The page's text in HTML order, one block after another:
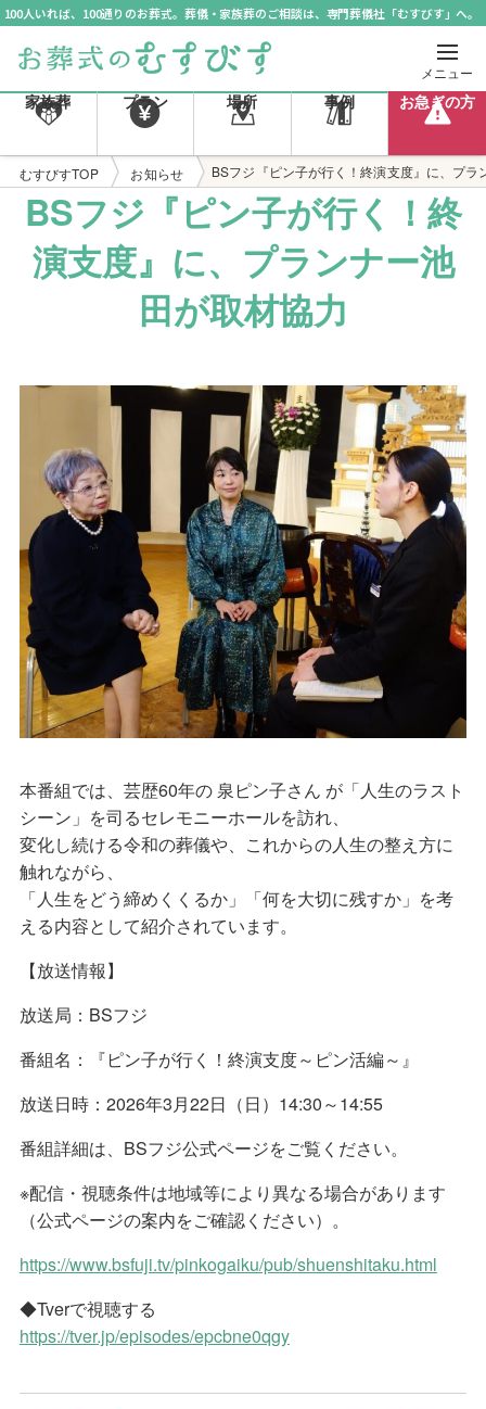
100人いれば、100通りのお葬式。葬儀・家族葬のご相談は、専門葬儀社「むすびす」へ。
メニュー
家族葬 プラン 場所 事例 お急ぎの方
むすびすTOP お知らせ BSフジ『ピン子が行く！終演支度』に、プラ
BSフジ『ピン子が行く！終
演支度』に、プランナー池
田が取材協力
本番組では、芸歴60年の 泉ピン子さん が「人生のラスト
シーン」を司るセレモニーホールを訪れ、
変化し続ける令和の葬儀や、これからの人生の整え方に
触れながら、
「人生をどう締めくくるか」「何を大切に残すか」を考
える内容として紹介されています。
【放送情報】
放送局：BSフジ
番組名：『ピン子が行く！終演支度～ピン活編～』
放送日時：2026年3月22日（日）14:30～14:55
番組詳細は、BSフジ公式ページをご覧ください。
※配信・視聴条件は地域等により異なる場合があります
（公式ページの案内をご確認ください）。
https://www.bsfuji.tv/pinkogaiku/pub/shuenshitaku.html
◆Tverで視聴する
https://tver.jp/episodes/epcbne0qgy